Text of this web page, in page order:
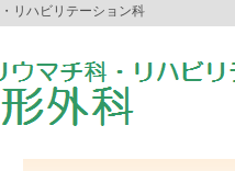
リハビリテーション科